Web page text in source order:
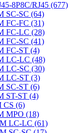
8P8C/RJ45 (677)
SC-SC (64)
FC-FC (31)
FC-LC (28)
FC-SC (41)
FC-ST (4)
LC-LC (48)
LC-SC (30)
LC-ST (3)
SC-ST (6)
ST-ST (4)
CS (6)
MPO (18)
LC-LC (61)